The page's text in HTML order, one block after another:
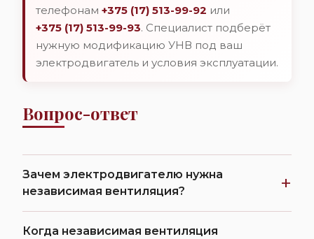
телефонам +375 (17) 513-99-92 или
+375 (17) 513-99-93. Специалист подберёт
нужную модификацию УНВ под ваш
электродвигатель и условия эксплуатации.
Вопрос-ответ
Зачем электродвигателю нужна
независимая вентиляция?
+
Когда независимая вентиляция